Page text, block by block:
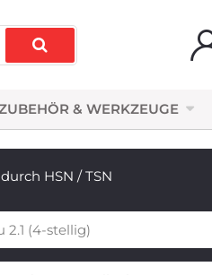
& WERKZEUGE
HSN / TSN